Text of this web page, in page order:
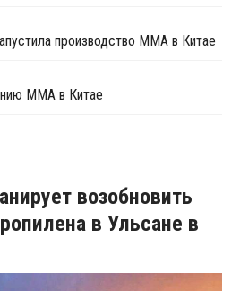
производство ММА в Китае
ММА в Китае
возобновить
в Ульсане в